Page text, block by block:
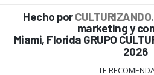
Hecho por
marketing y
Miami, Florida GRUPO
2026
TE